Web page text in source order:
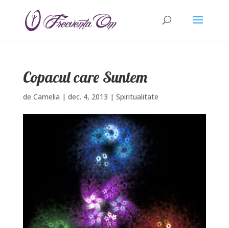
Copacul care Suntem
de Camelia | dec. 4, 2013 | Spiritualitate